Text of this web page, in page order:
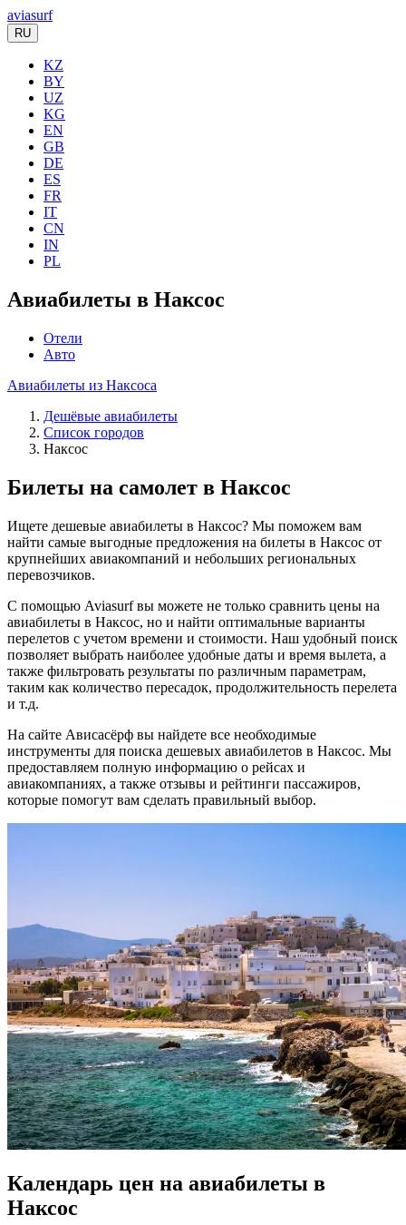
aviasurf
RU
KZ
BY
UZ
KG
EN
GB
DE
ES
FR
IT
CN
IN
PL
Авиабилеты в Наксос
Отели
Авто
Авиабилеты из Наксоса
Дешёвые авиабилеты
Список городов
Наксос
Билеты на самолет в Наксос
Ищете дешевые авиабилеты в Наксос? Мы поможем вам
найти самые выгодные предложения на билеты в Наксос от
крупнейших авиакомпаний и небольших региональных
перевозчиков.
С помощью Aviasurf вы можете не только сравнить цены на
авиабилеты в Наксос, но и найти оптимальные варианты
перелетов с учетом времени и стоимости. Наш удобный поиск
позволяет выбрать наиболее удобные даты и время вылета, а
также фильтровать результаты по различным параметрам,
таким как количество пересадок, продолжительность перелета
и т.д.
На сайте Ависасёрф вы найдете все необходимые
инструменты для поиска дешевых авиабилетов в Наксос. Мы
предоставляем полную информацию о рейсах и
авиакомпаниях, а также отзывы и рейтинги пассажиров,
которые помогут вам сделать правильный выбор.
Календарь цен на авиабилеты в
Наксос